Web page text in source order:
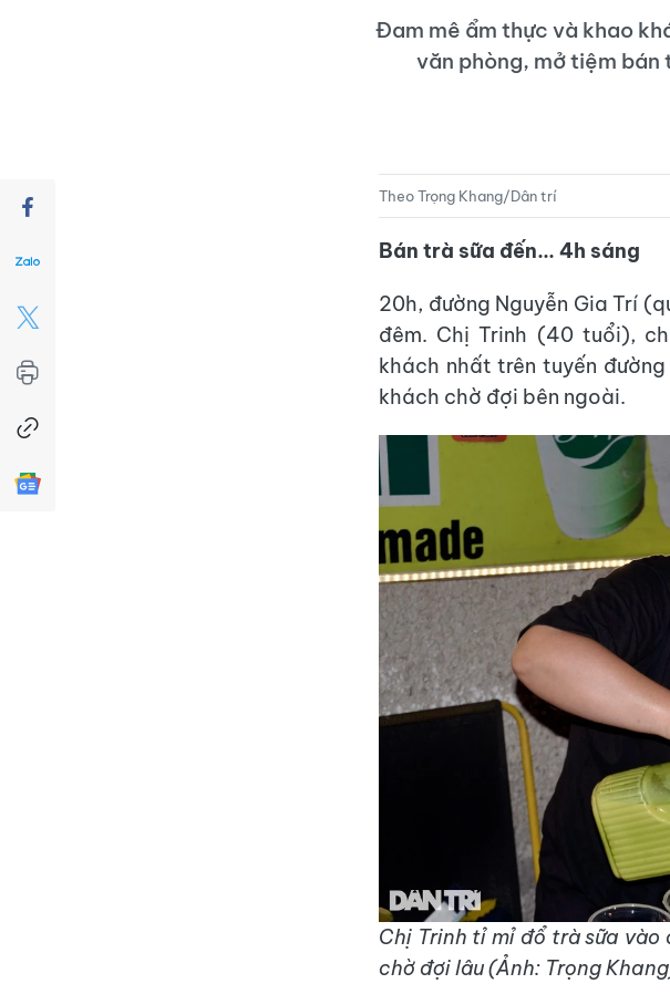
Đam mê ẩm thực và khao
văn phòng, mở tiệm
Theo Trọng Khang/Dân trí
Bán trà sữa đến... 4h sáng
20h, đường Nguyễn Gia Trí
đêm. Chị Trinh (40 tuổi),
khách nhất trên tuyến
khách chờ đợi bên ngoài.
Chị Trinh tỉ mỉ đổ trà sữa
chờ đợi lâu (Ảnh: Trọng